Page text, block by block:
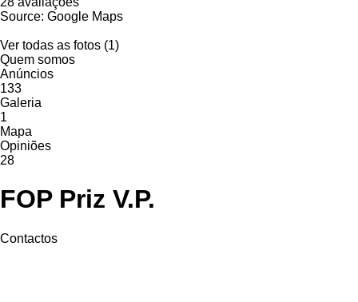
Source: Google Maps
Ver todas as fotos (1)
Quem somos
Anúncios
133
Galeria
1
Mapa
Opiniões
28
FOP Priz V.P.
Contactos